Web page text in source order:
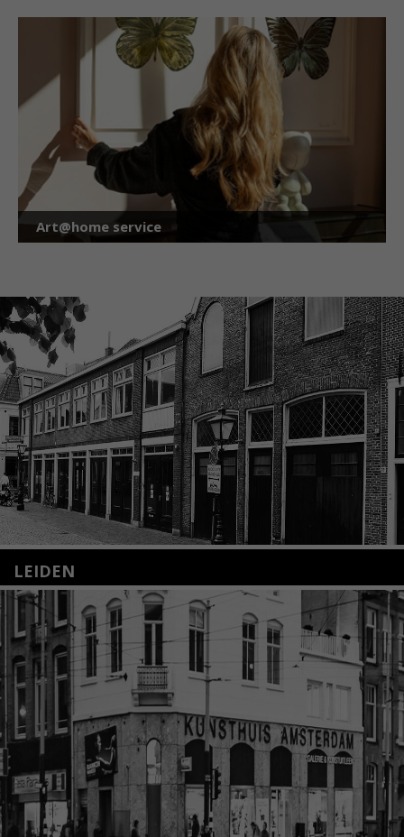
Art@home service
LEIDEN
Nieuwstraat 35
2312 KA Leiden
+31(0)71 – 52 84 480
info@kunsthuisleiden.nl
Lees meer